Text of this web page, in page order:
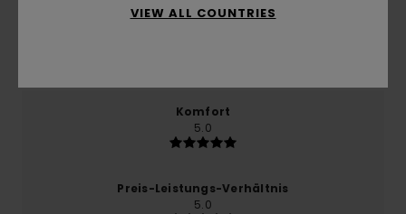
Komfort
5.0
Preis-Leistungs-Verhältnis
5.0
VIEW ALL COUNTRIES